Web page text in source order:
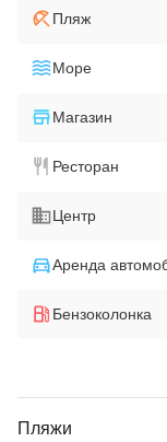
Пляж
Море
Магазин
Ресторан
Центр
Аренда
Бензоколонка
Пляжи